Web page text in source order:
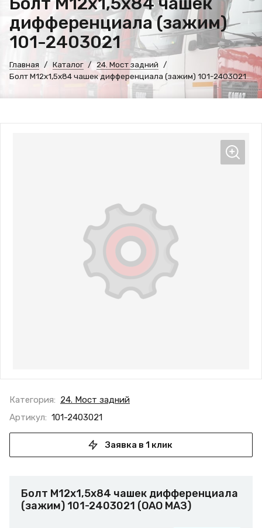
дифференциала (зажим)
101-2403021
Главная Каталог
24. Мост задний
Болт М12х1,5х84 чашек дифференциала (зажим) 101-2403021
Категория: 24. Мост задний
Артикул: 101-2403021
Заявка в 1 клик
Болт М12х1,5х84 чашек дифференциала
(зажим) 101-2403021 (ОАО МАЗ)